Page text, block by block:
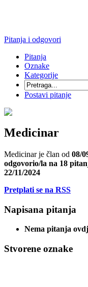
Pitanja i odgovori
Pitanja
Oznake
Kategorije
Postavi pitanje
Medicinar
Medicinar je član od 08/
odgovorio/la na 18
22/11/2024
Pretplati se na RSS
Napisana pitanja
Nema pitanja
Stvorene oznake